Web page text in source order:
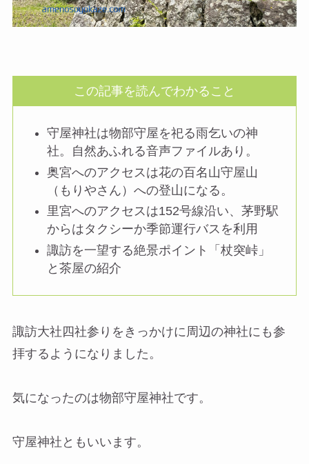
この記事を読んでわかること
守屋神社は物部守屋を祀る雨乞いの神
社。自然あふれる音声ファイルあり。
奥宮へのアクセスは花の百名山守屋山
（もりやさん）への登山になる。
里宮へのアクセスは152号線沿い、茅野駅
からはタクシーか季節運行バスを利用
諏訪を一望する絶景ポイント「杖突峠」
と茶屋の紹介
諏訪大社四社参りをきっかけに周辺の神社にも参
拝するようになりました。
気になったのは物部守屋神社です。
守屋神社ともいいます。